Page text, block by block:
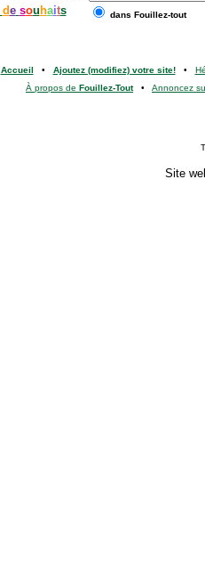
de sou haits dans Fouillez-tout
Accueil • Ajoutez (modifiez) votre site!•
À propos de Fouillez-Tout• Annoncez
Site